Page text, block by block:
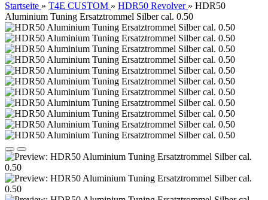
Startseite » T4E CUSTOM » HDR50 Revolver » HDR50
Aluminium Tuning Ersatztrommel Silber cal. 0.50